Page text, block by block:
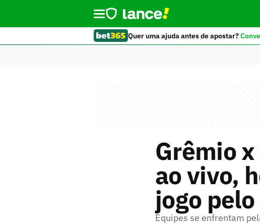
Quer uma ajuda antes de apostar?
Grêmio
ao vivo,
jogo
Equipes se enfrentam